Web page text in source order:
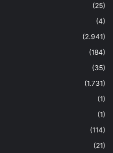
(25)
(4)
(2.941)
(184)
(35)
(1.731)
(1)
(1)
(114)
(21)